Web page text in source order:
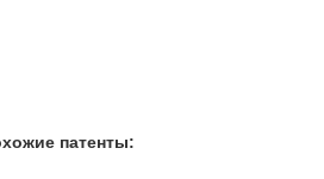
патенты: